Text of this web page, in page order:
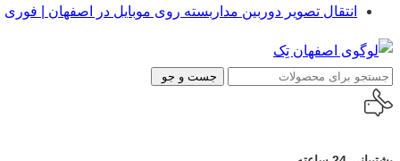
انتقال تصویر دوربین مداربسته روی موبایل در اصفهان | فوری
جست و جو